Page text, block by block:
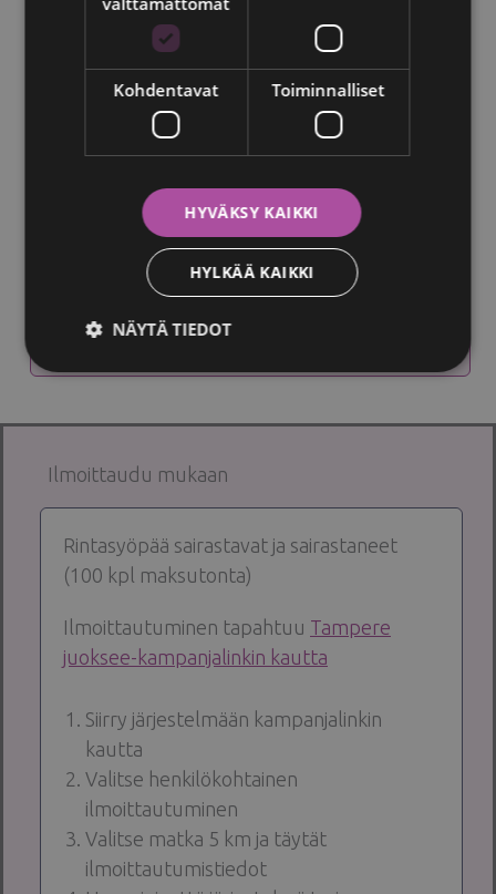
Clinic Helenan infopiste maalialueella
Maalialueelta löydät infopisteen, jossa on
tarjolla tietoa ja tukea rintasyövästä
Paikalla on vertaistukea, asiantuntijoita ja
palveluntarjoajia, joiden kanssa voi keskustella
luottamuksellisesti ja matalalla kynnyksellä.
Ilmoittaudu mukaan
Rintasyöpää sairastavat ja sairastaneet
(100 kpl maksutonta)
Ilmoittautuminen tapahtuu Tampere
juoksee-kampanjalinkin kautta
Siirry järjestelmään kampanjalinkin
kautta
Valitse henkilökohtainen
ilmoittautuminen
Valitse matka 5 km ja täytät
ilmoittautumistiedot
Kohdentavat Toiminnalliset
HYVÄKSY KAIKKI
HYLKÄÄ KAIKKI
NÄYTÄ TIEDOT